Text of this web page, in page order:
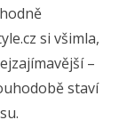
si všimla,
–
staví